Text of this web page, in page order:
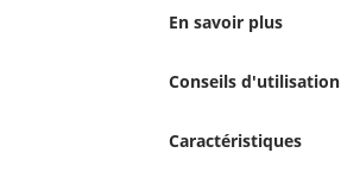
En savoir plus
Conseils d'utilisation
Caractéristiques